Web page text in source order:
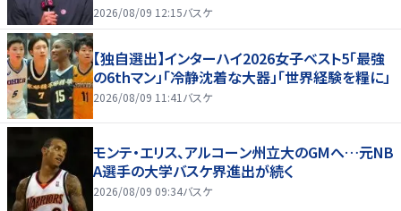
2026/08/09 12:15バスケ
【独自選出】インターハイ2026女子ベスト5「最強
の6thマン」「冷静沈着な大器」「世界経験を糧に」
2026/08/09 11:41 バスケ
モンテ・エリス、アルコーン州立大のGMへ…元NB
A選手の大学バスケ界進出が続く
2026/08/09 09:34バスケ